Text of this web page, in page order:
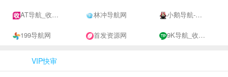
AT导航_收录网_免费收录网站_自动收录网_秒收录 林冲导航网 小鹅导航-网站收录-自动收录网-网址收录-自动秒收录
199导航网 首发资源网 9K导航_收录网-网址收录-网址导航-收录网站-自助广告系统
VIP快审